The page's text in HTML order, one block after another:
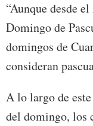
“Aunque desde
Domingo de
domingos de
consideran
A lo largo de
del domingo, los